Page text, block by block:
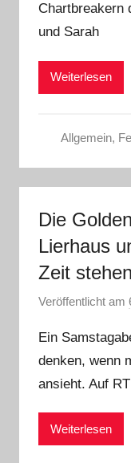
Chartbreakern
und Sarah
Weiterlesen
Allgemein,
Die
Lierhaus
Zeit
Veröffentlicht am
Ein
denken, wenn
ansieht. Auf
Weiterlesen